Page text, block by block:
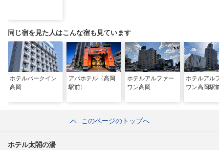
同じ宿を見た人はこんな宿も見ています
ホテルパークイン
高岡
アパホテル〈高岡
駅前〉
ホテルアルファー
ワン高岡
ホテルアル
ワン高岡駅
このページのトップへ
ホテル太閤の湯